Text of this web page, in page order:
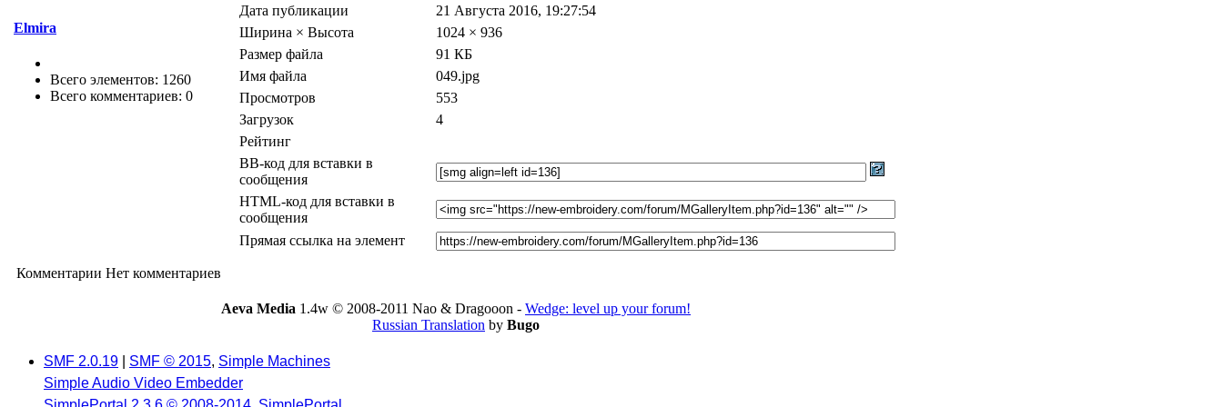
Elmira
Всего элементов: 1260
Всего комментариев: 0
Дата публикации
21 Августа 2016, 19:27:54
Ширина × Высота
1024 × 936
Размер файла
91 КБ
Имя файла
049.jpg
Просмотров
553
Загрузок
4
Рейтинг
BB-код для вставки в
сообщения
HTML-код для вставки в
сообщения
Прямая ссылка на элемент
Комментарии Нет комментариев
Aeva Media 1.4w © 2008-2011 Nao & Dragooon - Wedge: level up your forum!
Russian Translation by Bugo
SMF 2.0.19 SMF © 2015, Simple Machines
Simple Audio Video Embedder